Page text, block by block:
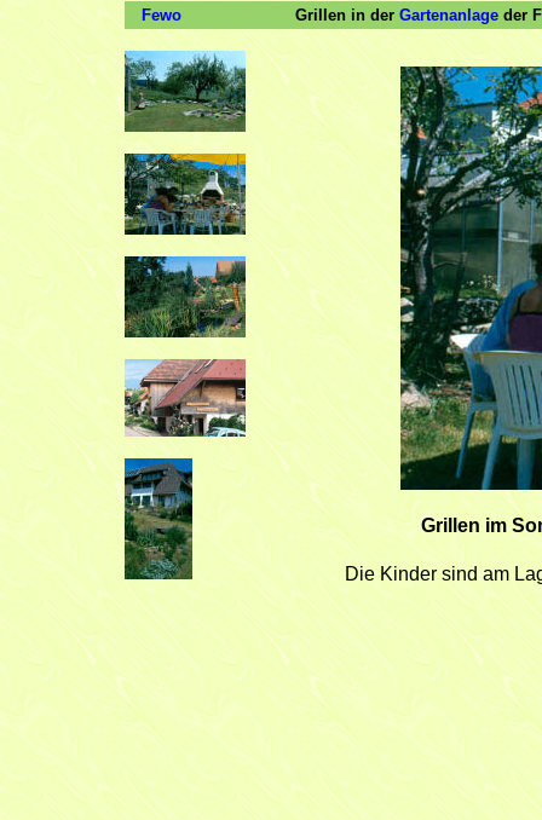
Fewo Grillen in der Gartenanlage der
Grillen im
Die Kinder sind am